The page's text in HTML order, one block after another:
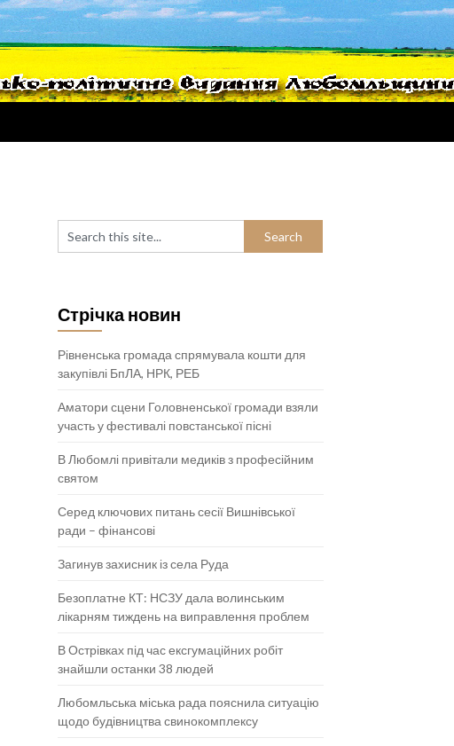
Стрічка новин
Рівненська громада спрямувала кошти для
закупівлі БпЛА, НРК, РЕБ
Аматори сцени Головненської громади взяли
участь у фестивалі повстанської пісні
В Любомлі привітали медиків з професійним
святом
Серед ключових питань сесії Вишнівської
ради – фінансові
Загинув захисник із села Руда
Безоплатне КТ: НСЗУ дала волинським
лікарням тиждень на виправлення проблем
В Острівках під час ексгумаційних робіт
знайшли останки 38 людей
Любомльська міська рада пояснила ситуацію
щодо будівництва свинокомплексу